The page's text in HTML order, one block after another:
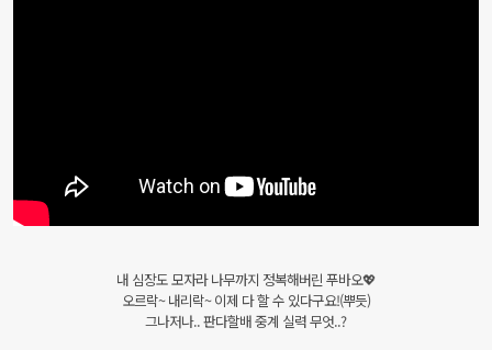
내 심장도 모자라 나무까지 정복해버린 푸바오💖
오르락~ 내리락~ 이제 다 할 수 있다구요!(뿌듯)
그나저나.. 판다할배 중계 실력 무엇..?